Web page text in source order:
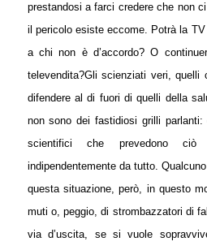
prestandosi a farci credere che non
il pericolo esiste eccome. Potrà la
a chi non è d’accordo? O
televendita?Gli scienziati veri, quelli
difendere al di fuori di quelli della
non sono dei fastidiosi grilli
scientifici che prevedono
indipendentemente da tutto.
questa situazione, però, in questo
muti o, peggio, di strombazzatori di
via d’uscita, se si vuole